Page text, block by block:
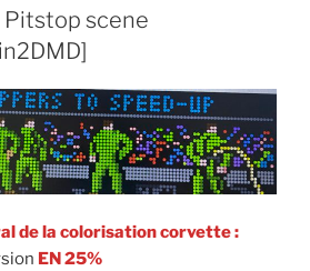
Pitstop scene
de la colorisation corvette :
EN 25%